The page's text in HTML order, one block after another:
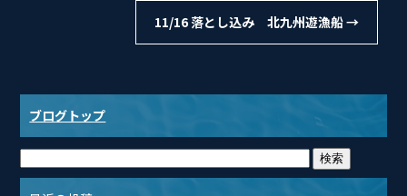
11/16 落とし込み 北九州遊漁船→
ブログトップ